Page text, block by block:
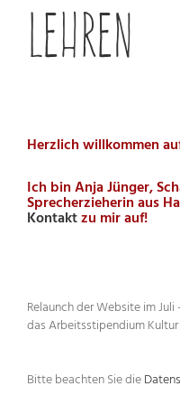
Lehren
Herzlich willkommen
Ich bin Anja Jünger,
Sprecherzieherin aus
Kontaktzu mir auf!
Relaunch der Website im
das Arbeitsstipendium
Bitte beachten Sie die